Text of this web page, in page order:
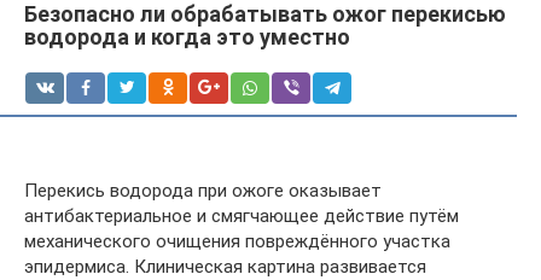
Безопасно ли обрабатывать ожог перекисью
водорода и когда это уместно
Перекись водорода при ожоге оказывает
антибактериальное и смягчающее действие путём
механического очищения повреждённого участка
эпидермиса. Клиническая картина развивается